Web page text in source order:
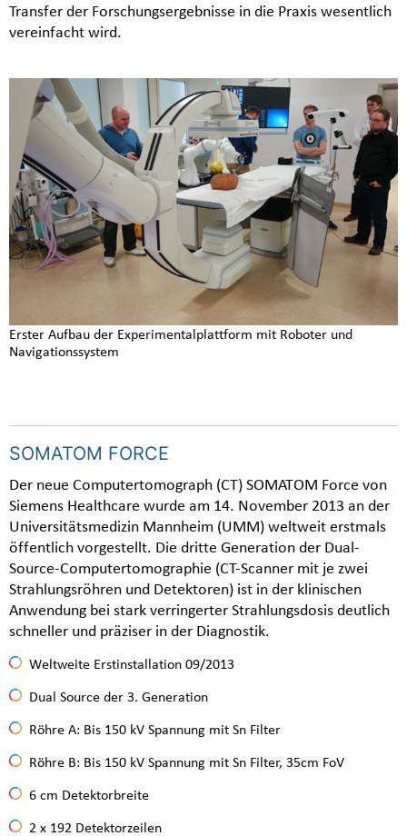
Transfer der Forschungsergebnisse in die Praxis wesentlich
vereinfacht wird.
Erster Aufbau der Experimentalplattform mit Roboter und
Navigationssystem
SOMATOM FORCE
Der neue Computertomograph (CT) SOMATOM Force von
Siemens Healthcare wurde am 14. November 2013 an der
Universitätsmedizin Mannheim (UMM) weltweit erstmals
öffentlich vorgestellt. Die dritte Generation der Dual-
Source-Computertomographie (CT-Scanner mit je zwei
Strahlungsröhren und Detektoren) ist in der klinischen
Anwendung bei stark verringerter Strahlungsdosis deutlich
schneller und präziser in der Diagnostik.
Weltweite Erstinstallation 09/2013
Dual Source der 3. Generation
Röhre A: Bis 150 kV Spannung mit Sn Filter
Röhre B: Bis 150 kV Spannung mit Sn Filter, 35cm FoV
6 cm Detektorbreite
2 x 192 Detektorzeilen